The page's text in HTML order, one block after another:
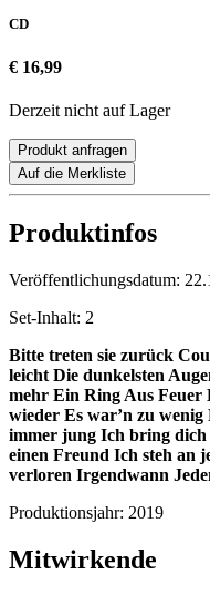
CD
€ 16,99
Derzeit nicht auf Lager
Produkt anfragen
Auf die Merkliste
Produktinfos
Veröffentlichungsdatum:
Set-Inhalt: 2
Bitte treten sie zurück
leicht Die dunkelsten
mehr Ein Ring Aus Feuer
wieder Es war’n zu wenig
immer jung Ich bring dich
einen Freund Ich steh an
verloren Irgendwann
Produktionsjahr: 2019
Mitwirkende